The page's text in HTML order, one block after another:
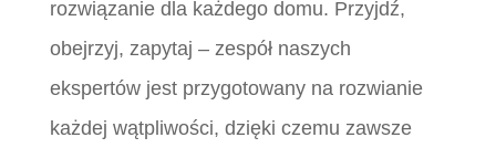
rozwiązanie dla każdego domu. Przyjdź,
obejrzyj, zapytaj – zespół naszych
ekspertów jest przygotowany na rozwianie
każdej wątpliwości, dzięki czemu zawsze